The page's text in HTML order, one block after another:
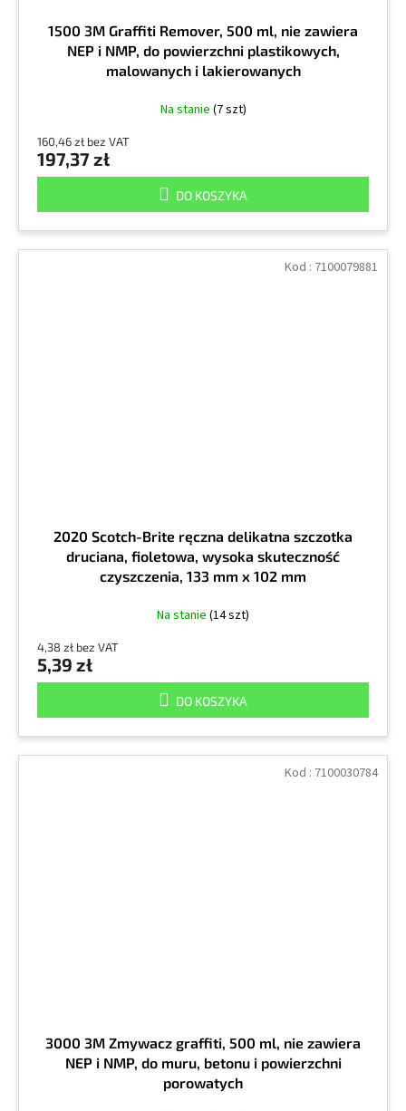
1500 3M Graffiti Remover, 500 ml, nie zawiera
NEP i NMP, do powierzchni plastikowych,
malowanych i lakierowanych
Na stanie (7 szt)
160,46 zł bez VAT
197,37 zł
DO KOSZYKA
2020 Scotch-Brite ręczna delikatna szczotka
druciana, fioletowa, wysoka skuteczność
czyszczenia, 133 mm x 102 mm
Na stanie (14 szt)
4,38 zł bez VAT
5,39 zł
DO KOSZYKA
Kod : 7100079881
3000 3M Zmywacz graffiti, 500 ml, nie zawiera
NEP i NMP, do muru, betonu i powierzchni
porowatych
Kod : 7100030784